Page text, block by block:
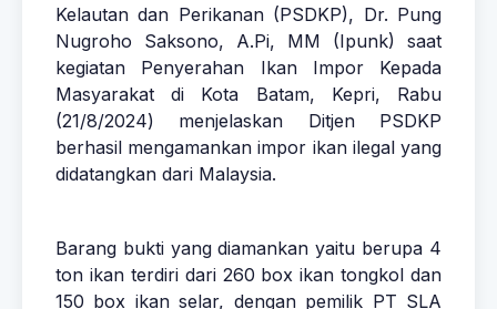
Kelautan dan Perikanan (PSDKP), Dr. Pung
Nugroho Saksono, A.Pi, MM (Ipunk) saat
kegiatan Penyerahan Ikan Impor Kepada
Masyarakat di Kota Batam, Kepri, Rabu
(21/8/2024) menjelaskan Ditjen PSDKP
berhasil mengamankan impor ikan ilegal yang
didatangkan dari Malaysia.
Barang bukti yang diamankan yaitu berupa 4
ton ikan terdiri dari 260 box ikan tongkol dan
150 box ikan selar, dengan pemilik PT SLA